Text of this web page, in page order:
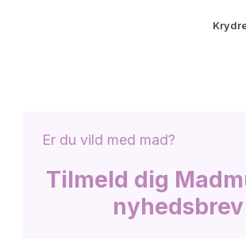
Er du vild med mad?
Tilmeld dig
nyhedsbrev